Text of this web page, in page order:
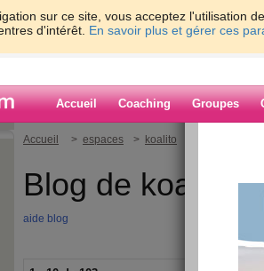
sur ce site, vous acceptez l'utilisation
d'intérêt. En savoir plus et gérer ces
Accueil Coaching Groupes
Accueil > espaces > koalito
Blog de koalito
aide blog